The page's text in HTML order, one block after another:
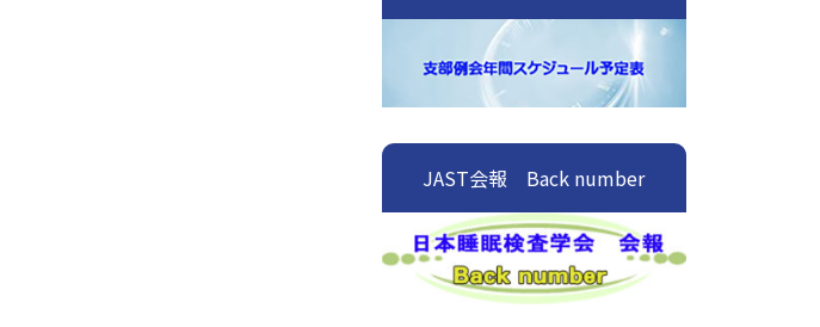
JAST会報 Back number